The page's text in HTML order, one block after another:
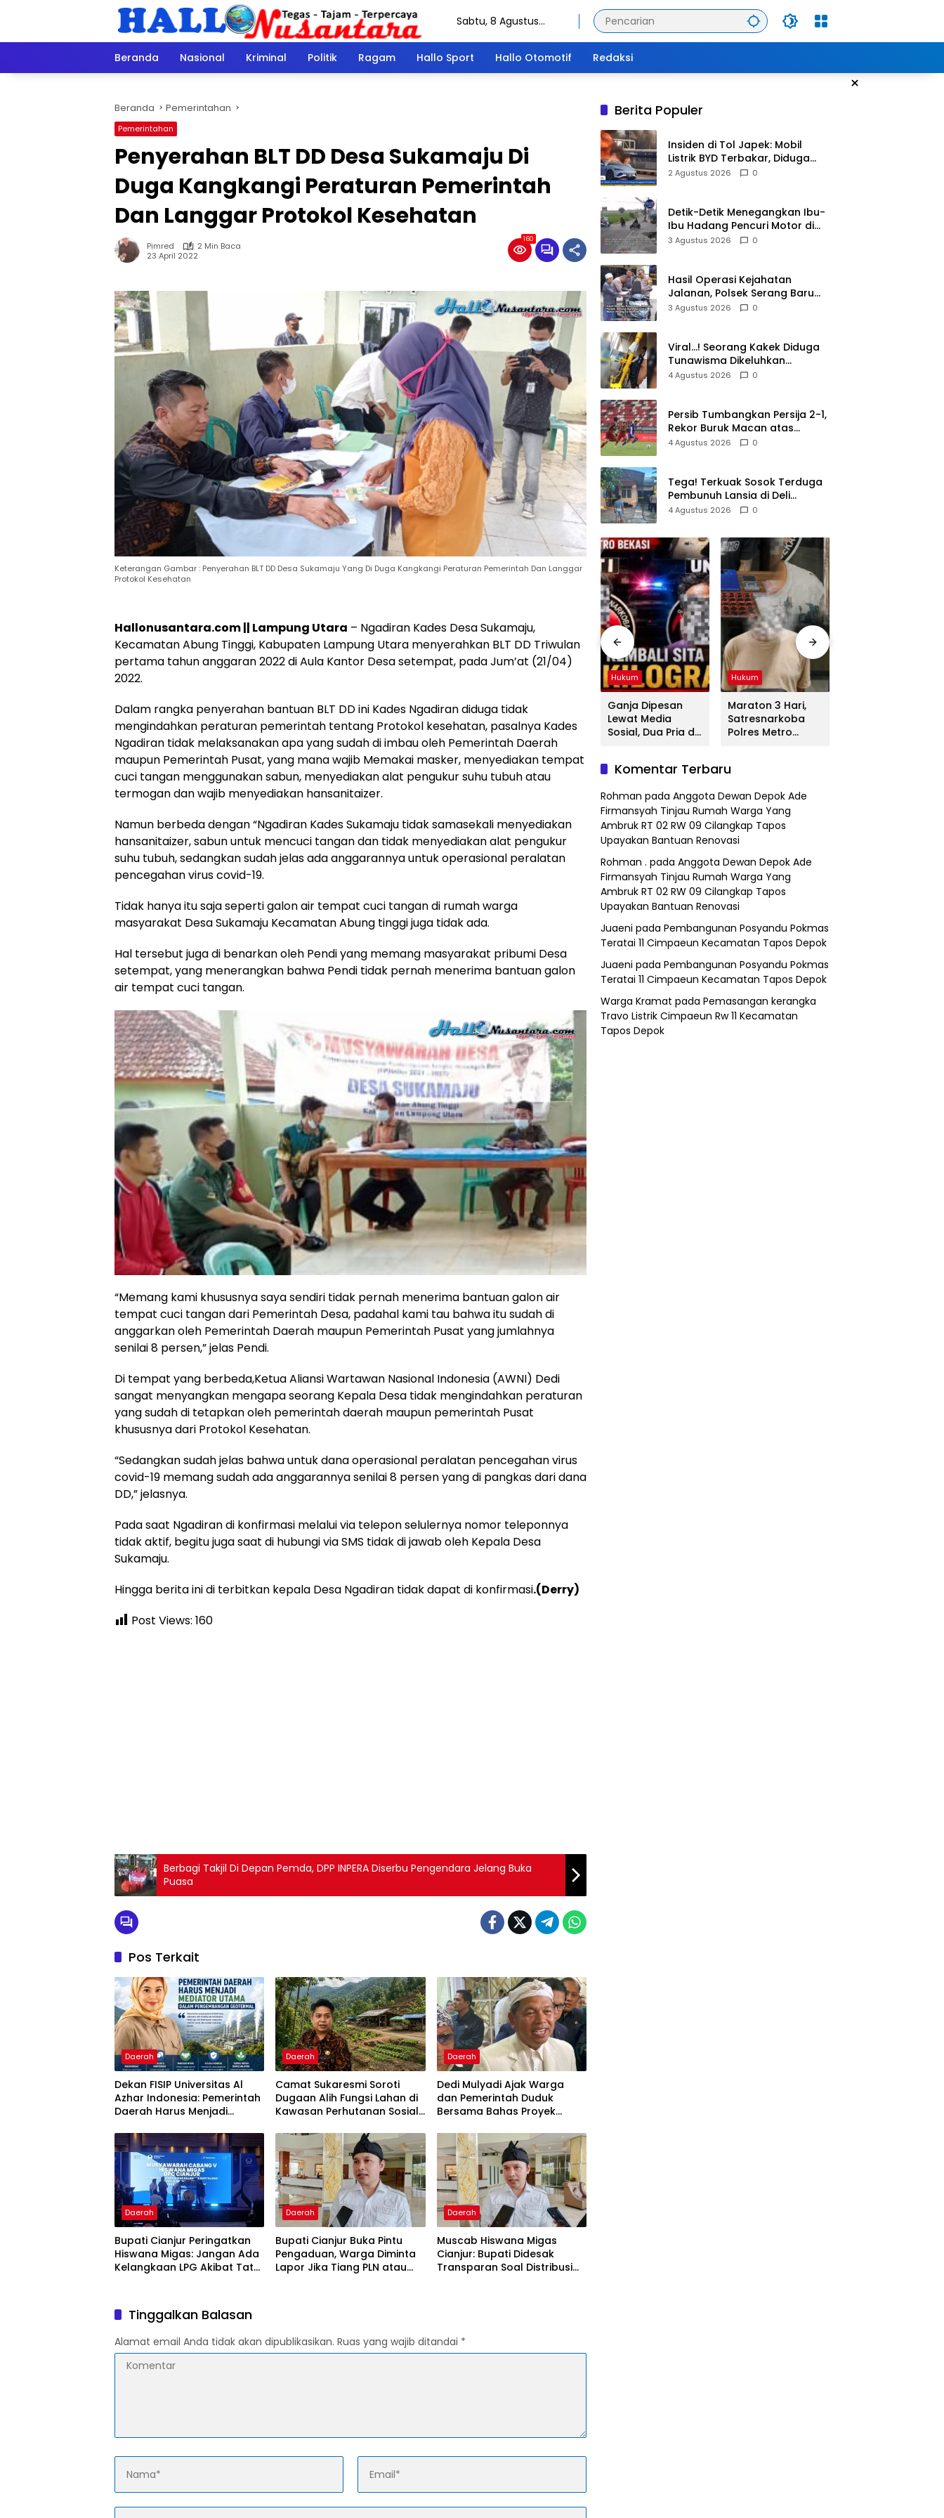
Sabtu, 8 Agustus
Beranda
Nasional Kriminal Politik Ragam Hallo Sport Hallo Otomotif Redaksi
×
Beranda Pemerintahan
Pemerintahan
Penyerahan BLT DD Desa Sukamaju Di
Duga Kangkangi Peraturan Pemerintah
Dan Langgar Protokol Kesehatan
Pimred
2 Min Baca
23 April 2022
160
Keterangan Gambar : Penyerahan BLT DD Desa Sukamaju Yang Di Duga Kangkangi Peraturan Pemerintah Dan Langgar
Protokol Kesehatan
Hallonusantara.com || Lampung Utara – Ngadiran Kades Desa Sukamaju,
Kecamatan Abung Tinggi, Kabupaten Lampung Utara menyerahkan BLT DD Triwulan
pertama tahun anggaran 2022 di Aula Kantor Desa setempat, pada Jum’at (21/04)
2022.
Dalam rangka penyerahan bantuan BLT DD ini Kades Ngadiran diduga tidak
mengindahkan peraturan pemerintah tentang Protokol kesehatan, pasalnya Kades
Ngadiran tidak melaksanakan apa yang sudah di imbau oleh Pemerintah Daerah
maupun Pemerintah Pusat, yang mana wajib Memakai masker, menyediakan tempat
cuci tangan menggunakan sabun, menyediakan alat pengukur suhu tubuh atau
termogan dan wajib menyediakan hansanitaizer.
Namun berbeda dengan “Ngadiran Kades Sukamaju tidak samasekali menyediakan
hansanitaizer, sabun untuk mencuci tangan dan tidak menyediakan alat pengukur
suhu tubuh, sedangkan sudah jelas ada anggarannya untuk operasional peralatan
pencegahan virus covid-19.
Tidak hanya itu saja seperti galon air tempat cuci tangan di rumah warga
masyarakat Desa Sukamaju Kecamatan Abung tinggi juga tidak ada.
Hal tersebut juga di benarkan oleh Pendi yang memang masyarakat pribumi Desa
setempat, yang menerangkan bahwa Pendi tidak pernah menerima bantuan galon
air tempat cuci tangan.
“Memang kami khususnya saya sendiri tidak pernah menerima bantuan galon air
tempat cuci tangan dari Pemerintah Desa, padahal kami tau bahwa itu sudah di
anggarkan oleh Pemerintah Daerah maupun Pemerintah Pusat yang jumlahnya
senilai 8 persen,” jelas Pendi.
Di tempat yang berbeda,Ketua Aliansi Wartawan Nasional Indonesia (AWNI) Dedi
sangat menyangkan mengapa seorang Kepala Desa tidak mengindahkan peraturan
yang sudah di tetapkan oleh pemerintah daerah maupun pemerintah Pusat
khususnya dari Protokol Kesehatan.
“Sedangkan sudah jelas bahwa untuk dana operasional peralatan pencegahan virus
covid-19 memang sudah ada anggarannya senilai 8 persen yang di pangkas dari dana
DD,” jelasnya.
Pada saat Ngadiran di konfirmasi melalui via telepon selulernya nomor teleponnya
tidak aktif, begitu juga saat di hubungi via SMS tidak di jawab oleh Kepala Desa
Sukamaju.
Hingga berita ini di terbitkan kepala Desa Ngadiran tidak dapat di konfirmasi.(Derry)
Post Views: 160
Berbagi Takjil Di Depan Pemda, DPP INPERA Diserbu Pengendara Jelang Buka
Puasa
Pos Terkait
Daerah
Dekan FISIP Universitas Al
Azhar Indonesia: Pemerintah
Daerah Harus Menjadi
Pengembangan Geotermal
Daerah
Camat Sukaresmi Soroti
Dugaan Alih Fungsi Lahan di
Kawasan Perhutanan Sosial
Daerah
Dedi Mulyadi Ajak Warga
dan Pemerintah Duduk
Bersama Bahas Proyek
Daerah
Bupati Cianjur Peringatkan
Hiswana Migas: Jangan Ada
Kelangkaan LPG Akibat Tata
Daerah
Bupati Cianjur Buka Pintu
Pengaduan, Warga Diminta
Lapor Jika Tiang PLN atau
Daerah
Muscab Hiswana Migas
Cianjur: Bupati Didesak
Transparan Soal Distribusi
Tinggalkan Balasan
Alamat email Anda tidak akan dipublikasikan. Ruas yang wajib ditandai *
Berita Populer
Insiden di Tol Japek: Mobil
Listrik BYD Terbakar, Diduga
Gangguan Korsleting Listrik
2 Agustus 2026 0
Detik-Detik Menegangkan Ibu-
Ibu Hadang Pencuri Motor di
Purwasari Karawang, Pelaku
3 Agustus 2026 0
Hasil Operasi Kejahatan
Jalanan, Polsek Serang Baru
Serahkan Motor Hilang ke
3 Agustus 2026 0
Viral…! Seorang Kakek Diduga
Tunawisma Dikeluhkan
Penumpang dan Turun dari
4 Agustus 2026 0
Persib Tumbangkan Persija 2-1,
Rekor Buruk Macan atas
Maung Berlanjut
4 Agustus 2026 0
Tega! Terkuak Sosok Terduga
Pembunuh Lansia di Deli
Serdang Ternyata Oknum Polisi
4 Agustus 2026 0
Hukum
Tega! Terkuak
Sosok Terduga
Pembunuh Lansia
di Deli Serdang
Ternyata Oknum
Polisi Tetangga
Korban
Viral…! Seorang
Kakek Diduga
Tunawisma
Dikeluhkan
Penumpang dan
Turun dari
TransJakarta
Karena Bau
Hasil Operasi
Kejahatan
Jalanan, Polsek
Serang Baru
Serahkan Motor
Hilang ke Pemilik
Detik-Detik
Menegangkan
Ibu-Ibu Hadang
Pencuri Motor di
Purwasari
Karawang, Pelaku
Hukum
Ganja Dipesan
Lewat Media
Sosial, Dua Pria di
Satresnarkoba
Bekasi
Hukum
Maraton 3 Hari,
Satresnarkoba
Polres Metro
Ganja, dan
Komentar Terbaru
Rohman pada Anggota Dewan Depok Ade
Firmansyah Tinjau Rumah Warga Yang
Ambruk RT 02 RW 09 Cilangkap Tapos
Upayakan Bantuan Renovasi
Rohman . pada Anggota Dewan Depok Ade
Firmansyah Tinjau Rumah Warga Yang
Ambruk RT 02 RW 09 Cilangkap Tapos
Upayakan Bantuan Renovasi
Juaeni pada Pembangunan Posyandu Pokmas
Teratai 11 Cimpaeun Kecamatan Tapos Depok
Juaeni pada Pembangunan Posyandu Pokmas
Teratai 11 Cimpaeun Kecamatan Tapos Depok
Warga Kramat pada Pemasangan kerangka
Travo Listrik Cimpaeun Rw 11 Kecamatan
Tapos Depok